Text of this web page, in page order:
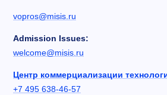
vopros@misis.ru
Admission Issues:
welcome@misis.ru
Центр коммерциализации
+7 495 638-46-57